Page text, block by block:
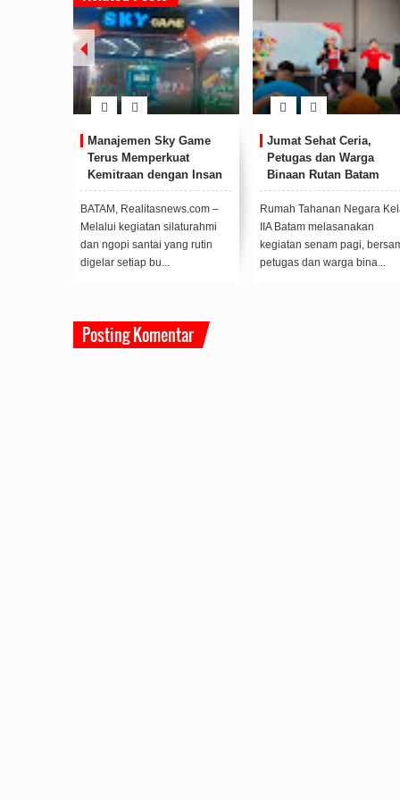
Jumat Sehat Ceria,
Petugas dan Warga
Binaan Rutan Batam
Kompak Senam Pagi
Rumah Tahanan Negara Kelas
IIA Batam melasanakan
kegiatan senam pagi, bersama
petugas dan warga bina...
BP Batam Sambut Baik
Ekspansi Firmus
Technologies, Perkuat
Posisi Batam sebagai
Hub Infrastruktur AI
Regional
Wakil Kepala BP Batam, Li
Claudia Chandra,
(F/Ist)BATAM,
Realitasnews.com - Badan
Pagi
Posting Komentar